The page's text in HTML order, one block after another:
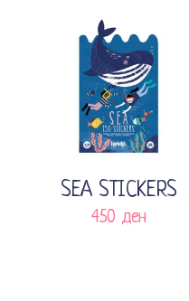
Додади во кошничка
SEA STICKERS
450 ден